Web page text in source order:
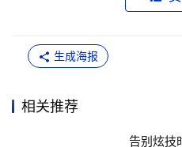
及损耗。输入的电能在经过“
高达50%左右，然后是“硬件
生成海报
相关推荐
告别炫技